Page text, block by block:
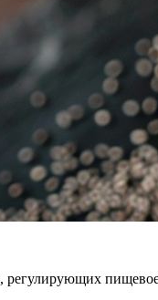
регулирующих